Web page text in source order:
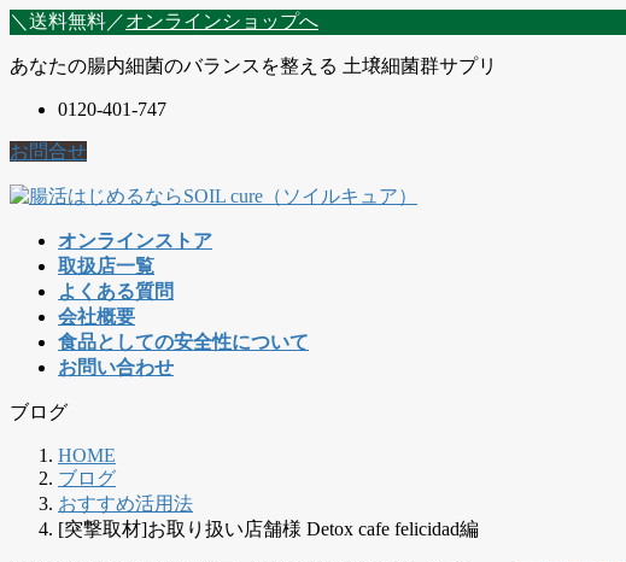
コ
テ
に
動
ナ
ゲ
ョ
に
＼送料無料／オンラインショップへ
あなたの腸内細菌のバランスを整える 土壌細菌群サプリ
0120-401-747
お問合せ
オンラインストア
取扱店一覧
よくある質問
会社概要
食品としての安全性について
お問い合わせ
ブログ
HOME
ブログ
おすすめ活用法
[突撃取材]お取り扱い店舗様 Detox cafe felicidad編